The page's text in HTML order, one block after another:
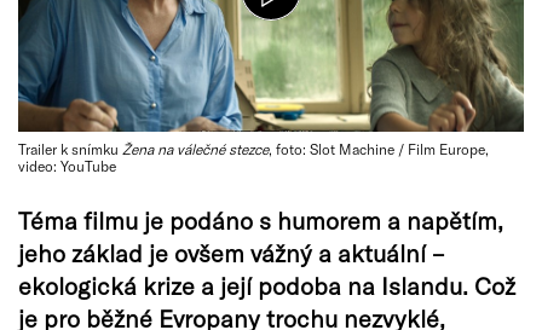
Trailer k snímku Žena na válečné stezce, foto: Slot Machine / Film Europe,
video: YouTube
Téma filmu je podáno s humorem a napětím,
jeho základ je ovšem vážný a aktuální –
ekologická krize a její podoba na Islandu. Což
je pro běžné Evropany trochu nezvyklé,